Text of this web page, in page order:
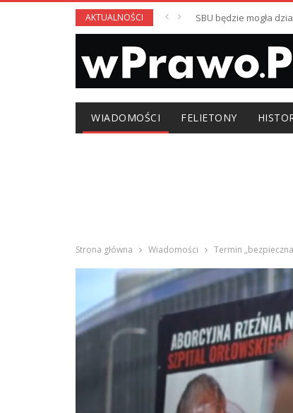
AKTUALNOŚCI SBU będzie mogła
WIADOMOŚCI FELIETONY
Strona główna Wiadomości Termin